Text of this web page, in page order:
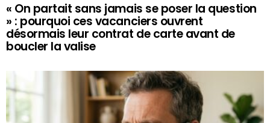
« On partait sans jamais se poser la question
» : pourquoi ces vacanciers ouvrent
désormais leur contrat de carte avant de
boucler la valise